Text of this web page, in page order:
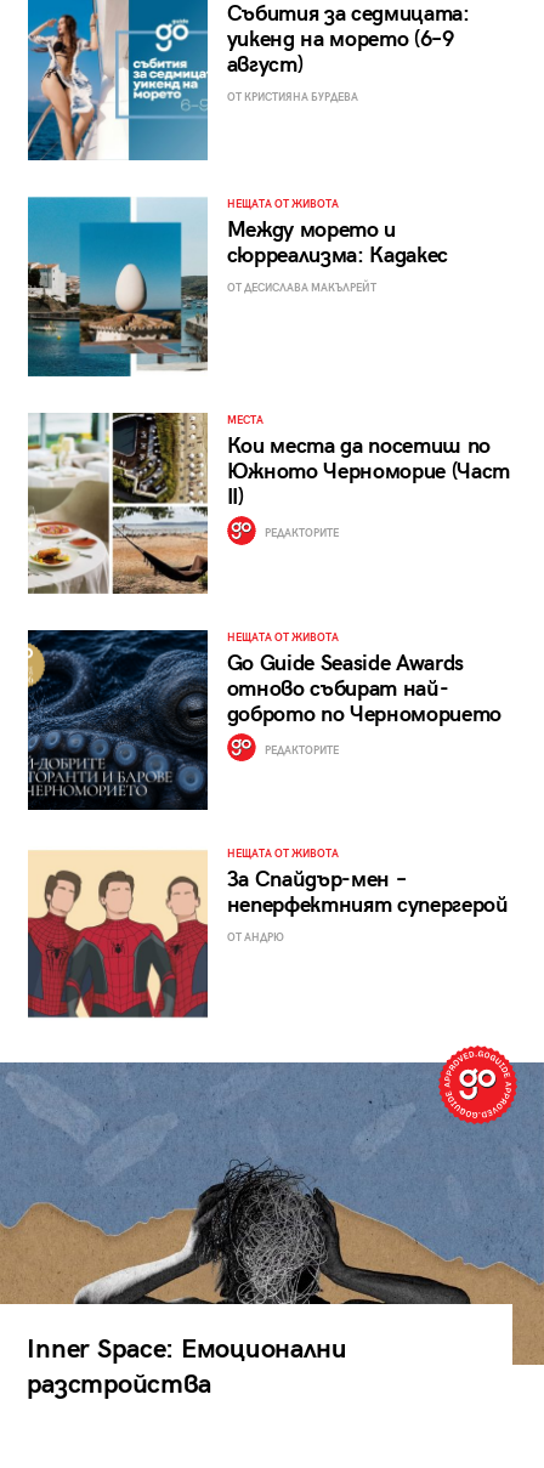
Събития за седмицата:
уикенд на морето (6–9
август)
ОТ КРИСТИЯНА БУРДЕВА
НЕЩАТА ОТ ЖИВОТА
Между морето и
сюрреализма: Кадакес
ОТ ДЕСИСЛАВА МАКЪЛРЕЙТ
МЕСТА
Кои места да посетиш по
Южното Черноморие (Част
II)
РЕДАКТОРИТЕ
НЕЩАТА ОТ ЖИВОТА
Go Guide Seaside Awards
отново събират най-
доброто по Черноморието
РЕДАКТОРИТЕ
НЕЩАТА ОТ ЖИВОТА
За Спайдър-мен –
неперфектният супергерой
ОТ АНДРЮ
Inner Space: Емоционални
разстройства